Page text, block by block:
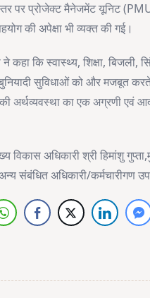
पर प्रोजेक्ट मैनेजमेंट यूनिट
की अपेक्षा भी व्यक्त की गई।
ने कहा कि स्वास्थ्य, शिक्षा, बिजली,
सुविधाओं को और मजबूत
अर्थव्यवस्था का एक अग्रणी एवं
विकास अधिकारी श्री हिमांशु
संबंधित अधिकारी/कर्मचारीगण